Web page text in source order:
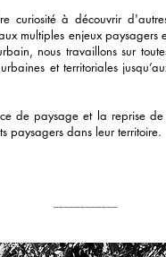
curiosité à découvrir
multiples enjeux
nous travaillons sur
et territoriales
de paysage et la reprise
paysagers dans leur territoire.